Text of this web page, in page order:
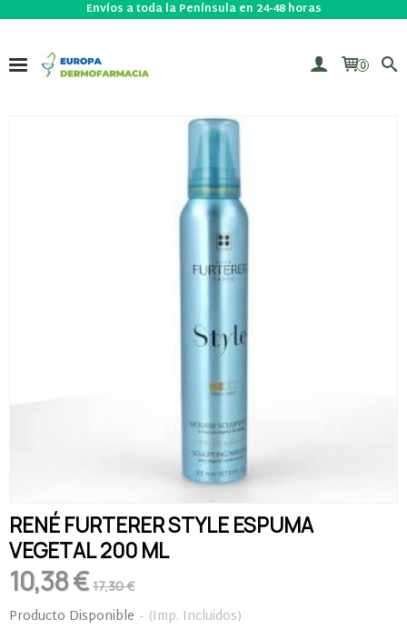
Envíos a toda la Península en 24-48 horas
0
RENÉ FURTERER STYLE ESPUMA
VEGETAL 200 ML
10,38 €17,30 €
Producto Disponible - (Imp. Incluidos)